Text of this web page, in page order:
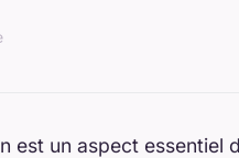
est un aspect essentiel